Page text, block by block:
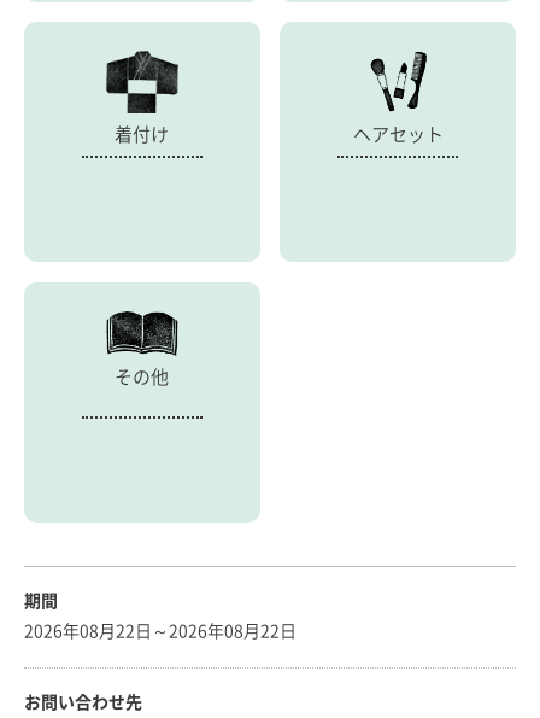
着付け ヘアセット
その他
期間
2026年08月22日～2026年08月22日
お問い合わせ先